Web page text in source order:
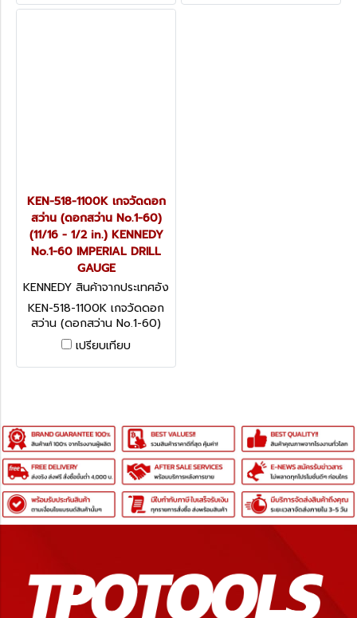
KEN-518-1100K เกจวัดดอก
สว่าน (ดอกสว่าน No.1-60)
(11/16 - 1/2 in.) KENNEDY
No.1-60 IMPERIAL DRILL
GAUGE
KENNEDY สินค้าจากประเทศอัง
กฤษ KEN-518-1100K
KEN-518-1100K เกจวัดดอก
สว่าน (ดอกสว่าน No.1-60)
(11/16 - 1/2 in.) KENNEDY
No.1-60 IMPERIAL DRILL
GAUGE
เปรียบเทียบ